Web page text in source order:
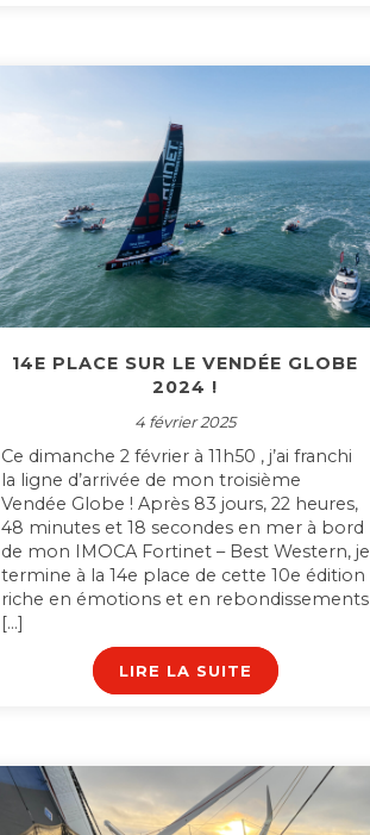
14E PLACE SUR LE VENDÉE GLOBE
2024 !
4 février 2025
Ce dimanche 2 février à 11h50 , j’ai franchi
la ligne d’arrivée de mon troisième
Vendée Globe ! Après 83 jours, 22 heures,
48 minutes et 18 secondes en mer à bord
de mon IMOCA Fortinet – Best Western, je
termine à la 14e place de cette 10e édition
riche en émotions et en rebondissements
[…]
LIRE LA SUITE